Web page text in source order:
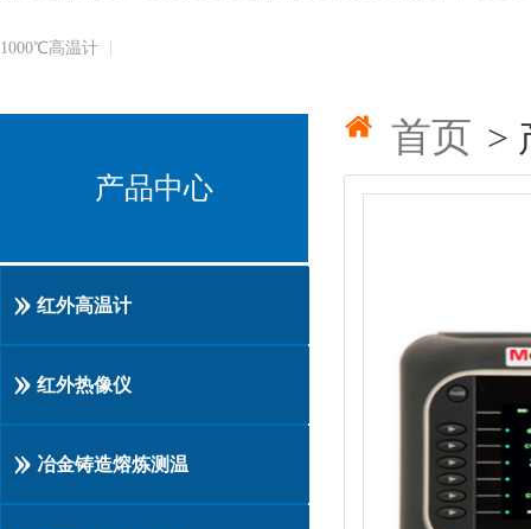
1000℃​高温计
产品中心
红外高温计
红外热像仪
冶金铸造熔炼测温
首页 >